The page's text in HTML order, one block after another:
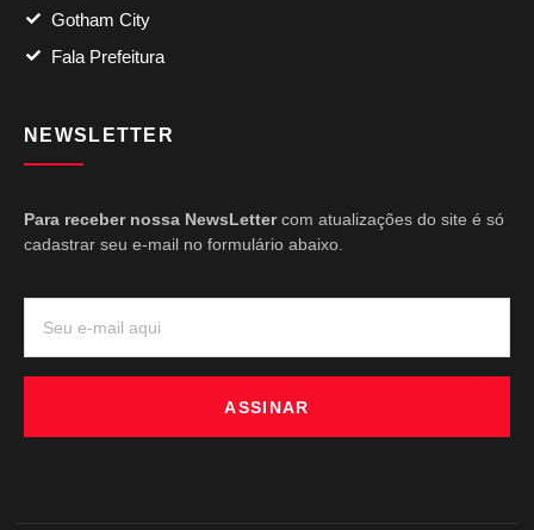
Gotham City
Fala Prefeitura
NEWSLETTER
Para receber nossa NewsLettercom atualizações do site é só
cadastrar seu e-mail no formulário abaixo.
ASSINAR